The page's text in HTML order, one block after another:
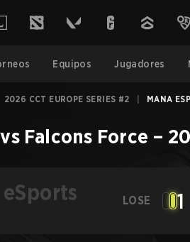
Equipos Jugadores
2026 CCT EUROPE SERIES #2 MANA
vs Falcons Force –
LOSE 1